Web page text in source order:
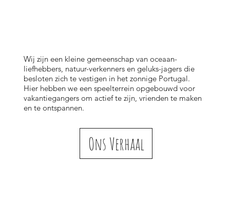
​Wij zijn een kleine gemeenschap van oceaan-
liefhebbers, natuur-verkenners en geluks-jagers die
besloten zich te vestigen in het zonnige Portugal.
Hier hebben we een speelterrein opgebouwd voor
vakantiegangers om actief te zijn, vrienden te maken
en te ontspannen.
Ons Verhaal